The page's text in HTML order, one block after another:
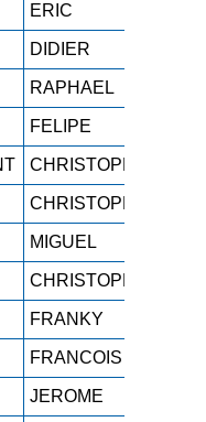
ERIC
DIDIER
RAPHAEL
FELIPE
CHRISTOPHE
CHRISTOPHE
MIGUEL
CHRISTOPHE
FRANKY
FRANCOIS
JEROME